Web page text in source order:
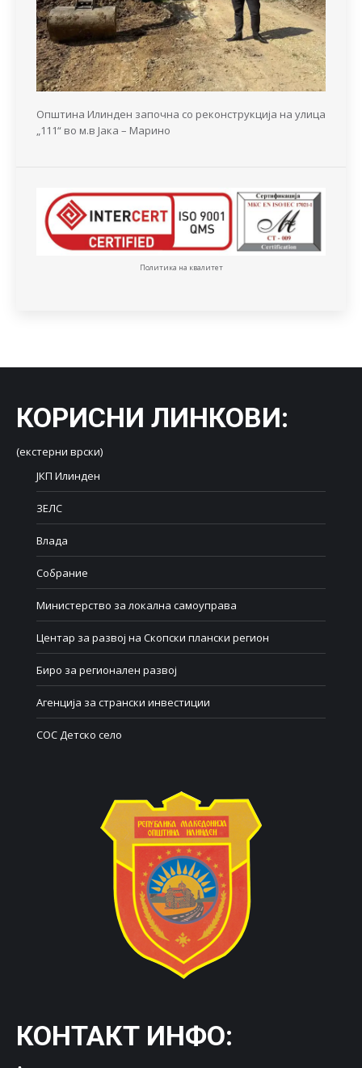
Општина Илинден започна со реконструкција на улица
„111“ во м.в Јака – Марино
Политика на квалитет
КОРИСНИ ЛИНКОВИ:
(екстерни врски)
ЈКП Илинден
ЗЕЛС
Влада
Собрание
Министерство за локална самоуправа
Центар за развој на Скопски плански регион
Биро за регионален развој
Агенција за странски инвестиции
СОС Детско село
КОНТАКТ ИНФО: